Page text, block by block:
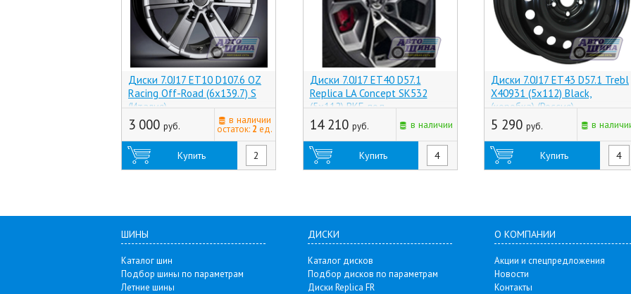
Диски 7.0J17 ET10 D107.6 OZ
Racing Off-Road (6x139.7) S
(Италия)
3 000 руб.
в наличии
остаток: 2 ед.
Купить
Диски 7.0J17 ET40 D57.1
Replica LA Concept SK532
(5x112) BKF, под
оригинальный крепеж
(Таиланд)
14 210 руб. в наличии
Купить
Диски 7.0J17 ET43 D57.1 Trebl
X40931 (5x112) Black,
(коробка) (Россия)
5 290 руб. в
Купить
ШИНЫ
Каталог шин
Подбор шины по параметрам
Летние шины
ДИСКИ
Каталог дисков
Подбор дисков по параметрам
Диски Replica FR
О КОМПАНИИ
Акции и спецпредложения
Новости
Контакты